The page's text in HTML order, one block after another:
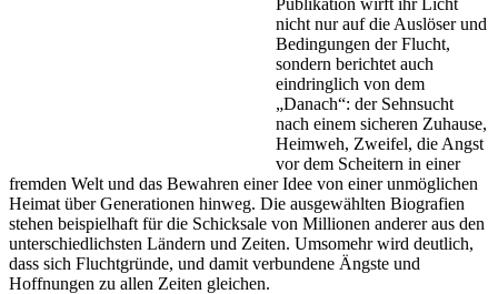
nicht nur auf die Auslöser und
Bedingungen der Flucht,
sondern berichtet auch
eindringlich von dem
„Danach“: der Sehnsucht
nach einem sicheren Zuhause,
Heimweh, Zweifel, die Angst
vor dem Scheitern in einer
fremden Welt und das Bewahren einer Idee von einer unmöglichen
Heimat über Generationen hinweg. Die ausgewählten Biografien
stehen beispielhaft für die Schicksale von Millionen anderer aus den
unterschiedlichsten Ländern und Zeiten. Umsomehr wird deutlich,
dass sich Fluchtgründe, und damit verbundene Ängste und
Hoffnungen zu allen Zeiten gleichen.